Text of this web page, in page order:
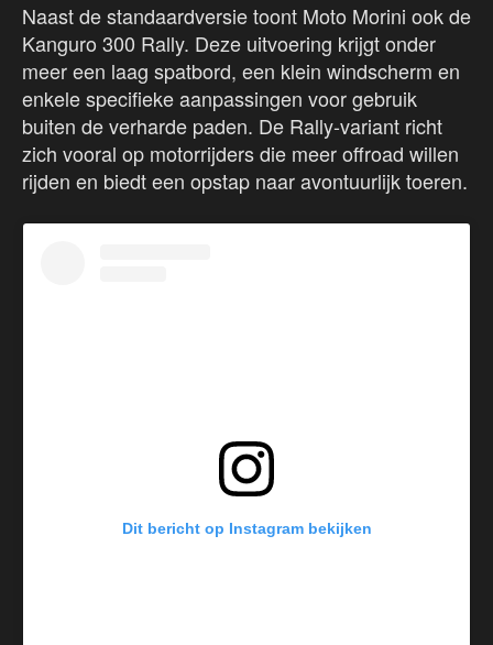
Naast de standaardversie toont Moto Morini ook de
Kanguro 300 Rally. Deze uitvoering krijgt onder
meer een laag spatbord, een klein windscherm en
enkele specifieke aanpassingen voor gebruik
buiten de verharde paden. De Rally-variant richt
zich vooral op motorrijders die meer offroad willen
rijden en biedt een opstap naar avontuurlijk toeren.
Dit bericht op Instagram bekijken